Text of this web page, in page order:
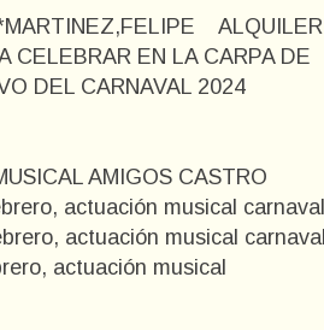
ALQUILER
CELEBRAR EN LA CARPA DE
DEL CARNAVAL 2024
AMIGOS CASTRO
actuación musical carnaval
actuación musical carnaval
actuación musical